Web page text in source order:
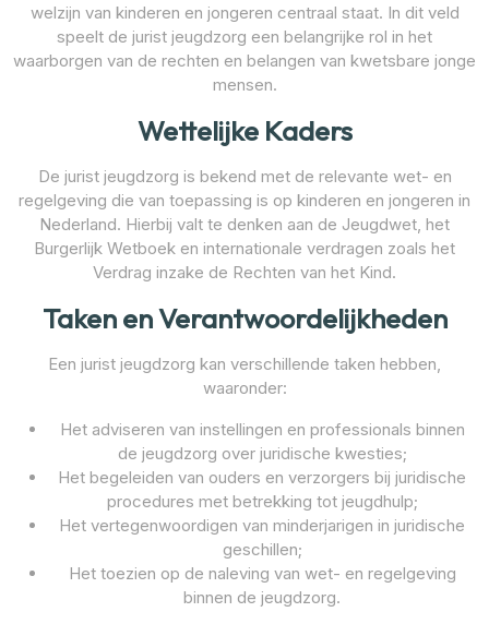
welzijn van kinderen en jongeren centraal staat. In dit veld
speelt de jurist jeugdzorg een belangrijke rol in het
waarborgen van de rechten en belangen van kwetsbare jonge
mensen.
Wettelijke Kaders
De jurist jeugdzorg is bekend met de relevante wet- en
regelgeving die van toepassing is op kinderen en jongeren in
Nederland. Hierbij valt te denken aan de Jeugdwet, het
Burgerlijk Wetboek en internationale verdragen zoals het
Verdrag inzake de Rechten van het Kind.
Taken en Verantwoordelijkheden
Een jurist jeugdzorg kan verschillende taken hebben,
waaronder:
Het adviseren van instellingen en professionals binnen
de jeugdzorg over juridische kwesties;
Het begeleiden van ouders en verzorgers bij juridische
procedures met betrekking tot jeugdhulp;
Het vertegenwoordigen van minderjarigen in juridische
geschillen;
Het toezien op de naleving van wet- en regelgeving
binnen de jeugdzorg.